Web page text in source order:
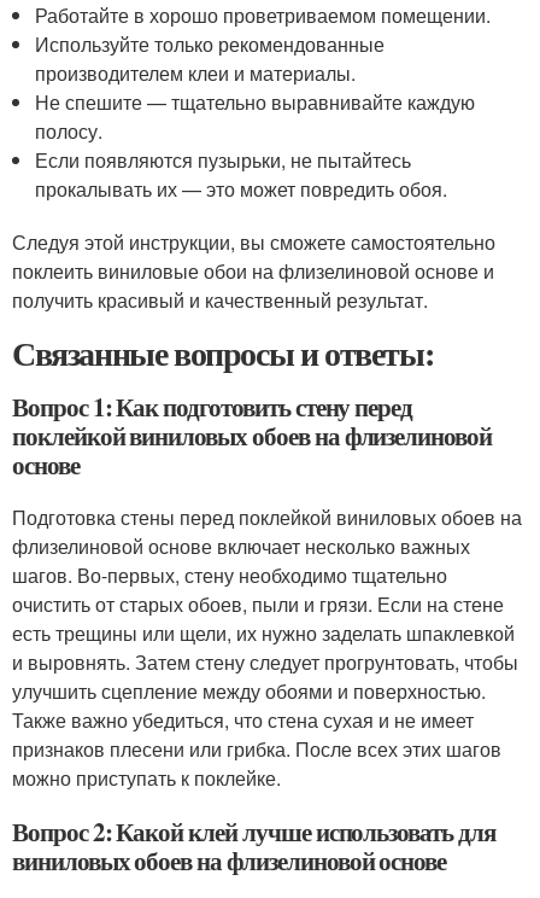
Работайте в хорошо проветриваемом помещении.
Используйте только рекомендованные
производителем клеи и материалы.
Не спешите — тщательно выравнивайте каждую
полосу.
Если появляются пузырьки, не пытайтесь
прокалывать их — это может повредить обоя.
Следуя этой инструкции, вы сможете самостоятельно
поклеить виниловые обои на флизелиновой основе и
получить красивый и качественный результат.
Связанные вопросы и ответы:
Вопрос 1: Как подготовить стену перед
поклейкой виниловых обоев на флизелиновой
основе
Подготовка стены перед поклейкой виниловых обоев на
флизелиновой основе включает несколько важных
шагов. Во-первых, стену необходимо тщательно
очистить от старых обоев, пыли и грязи. Если на стене
есть трещины или щели, их нужно заделать шпаклевкой
и выровнять. Затем стену следует прогрунтовать, чтобы
улучшить сцепление между обоями и поверхностью.
Также важно убедиться, что стена сухая и не имеет
признаков плесени или грибка. После всех этих шагов
можно приступать к поклейке.
Вопрос 2: Какой клей лучше использовать для
виниловых обоев на флизелиновой основе